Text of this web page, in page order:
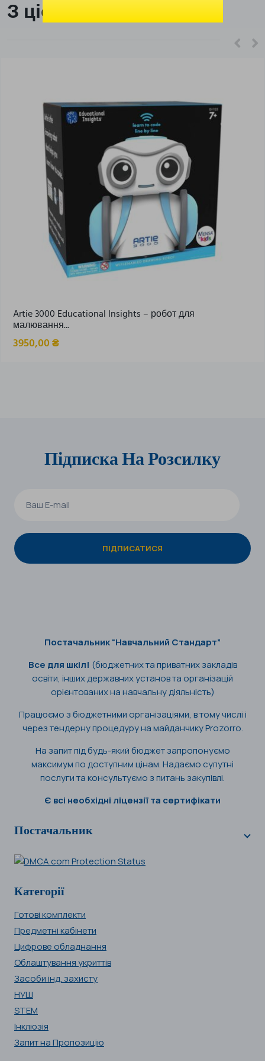
З цієї ж категорії
Artie 3000 Educational Insights – робот для
малювання...
3950,00₴
Підписка На Розсилку
Постачальник “Навчальний Стандарт”
Все для шкіл! (бюджетних та приватних закладів
освіти, інших державних установ та організацій
орієнтованих на навчальну діяльність)
Працюємо з бюджетними організаціями, в тому числі і
через тендерну процедуру на майданчику Prozorro.
На запит під будь-який бюджет запропонуємо
максимум по доступним цінам. Надаємо супутні
послуги та консультуємо з питань закупівлі.
Є всі необхідні ліцензії та сертифікати
Постачальник
Категорії
Готові комплекти
Предметні кабінети
Цифрове обладнання
Облаштування укриттів
Засоби інд. захисту
НУШ
STEM
Інклюзія
Запит на Пропозицію